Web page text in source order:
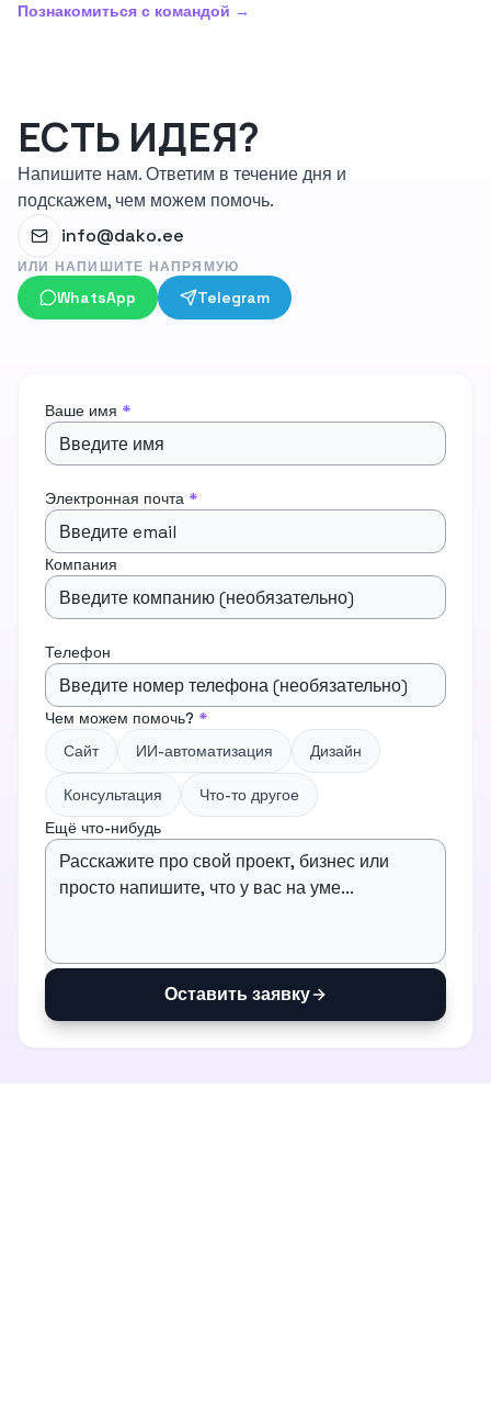
Познакомиться с командой →
ЕСТЬ ИДЕЯ?
Напишите нам. Ответим в течение дня и
подскажем, чем можем помочь.
info@dako.ee
ИЛИ НАПИШИТЕ НАПРЯМУЮ
WhatsApp Telegram
Ваше имя *
Электронная почта *
Компания
Телефон
Чем можем помочь? *
Сайт
ИИ-автоматизация Дизайн
Консультация
Что-то другое
Ещё что-нибудь
Оставить заявку